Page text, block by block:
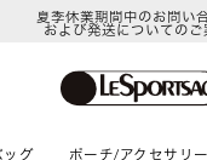
夏季休業期間中のお問い
および発送についてのご
ッグ ポーチ/アクセサリー